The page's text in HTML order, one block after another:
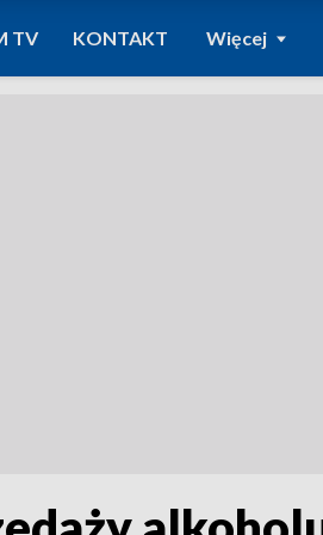
TV KONTAKT Więcej